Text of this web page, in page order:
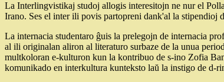
La Interlingvistikaj studoj allogis interesitojn ne nur el
Irano. Ses el inter ili povis partopreni dank'al la
La internacia studentaro ĝuis la prelegojn de internacia
al ili originalan aliron al literaturo surbaze de la unua
multkoloran e-kulturon kun la kontribuo de s-ino Zofia
komunikado en interkultura kunteksto laŭ la instigo de d-